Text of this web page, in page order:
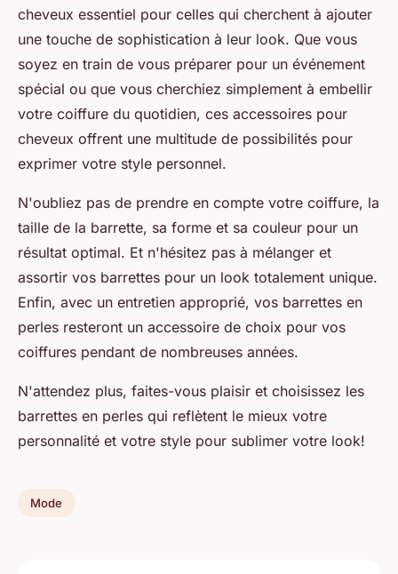
cheveux essentiel pour celles qui cherchent à ajouter
une touche de sophistication à leur look. Que vous
soyez en train de vous préparer pour un événement
spécial ou que vous cherchiez simplement à embellir
votre coiffure du quotidien, ces accessoires pour
cheveux offrent une multitude de possibilités pour
exprimer votre style personnel.
N'oubliez pas de prendre en compte votre coiffure, la
taille de la barrette, sa forme et sa couleur pour un
résultat optimal. Et n'hésitez pas à mélanger et
assortir vos barrettes pour un look totalement unique.
Enfin, avec un entretien approprié, vos barrettes en
perles resteront un accessoire de choix pour vos
coiffures pendant de nombreuses années.
N'attendez plus, faites-vous plaisir et choisissez les
barrettes en perles qui reflètent le mieux votre
personnalité et votre style pour sublimer votre look!
Mode